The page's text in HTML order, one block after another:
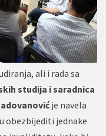
ali i rada sa
studija i saradnica
je navela
obezbijediti jednake